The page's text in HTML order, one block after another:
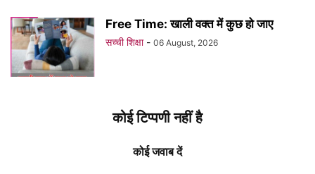
Free Time: खाली वक्त में कुछ हो जाए
सच्ची शिक्षा - 06 August, 2026
कोई टिप्पणी नहीं है
कोई जवाब दें